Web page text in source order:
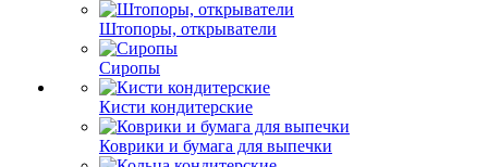
Штопоры, открыватели
Сиропы
Кисти кондитерские
Коврики и бумага для выпечки